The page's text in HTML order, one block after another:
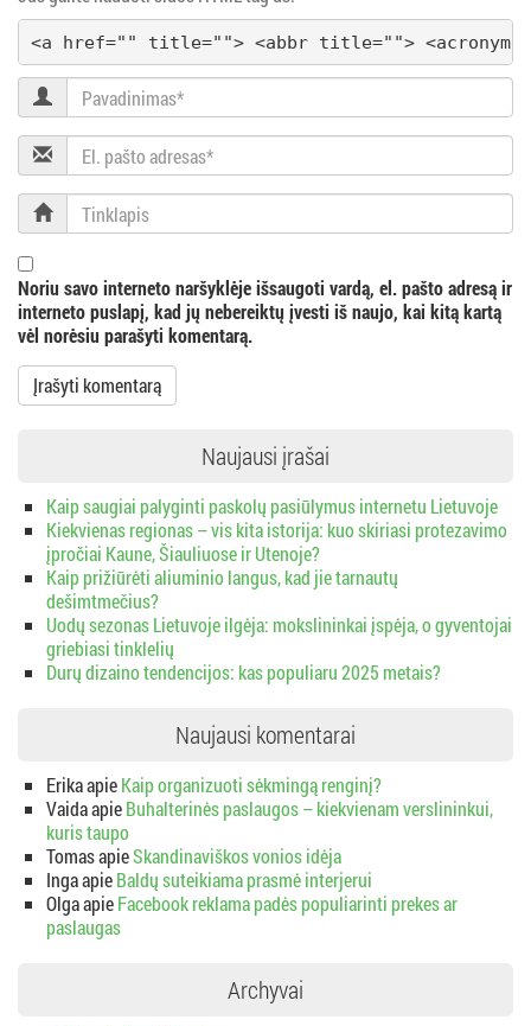
g
a
c
i
j
a
<a href="" title=""> <abbr title=""> <acronym
Pavadinimas
El.
pašto
adresas
Tinklapis
Noriu savo interneto naršyklėje išsaugoti vardą, el. pašto adresą ir
interneto puslapį, kad jų nebereiktų įvesti iš naujo, kai kitą kartą
vėl norėsiu parašyti komentarą.
Naujausi įrašai
Kaip saugiai palyginti paskolų pasiūlymus internetu Lietuvoje
Kiekvienas regionas – vis kita istorija: kuo skiriasi protezavimo
įpročiai Kaune, Šiauliuose ir Utenoje?
Kaip prižiūrėti aliuminio langus, kad jie tarnautų
dešimtmečius?
Uodų sezonas Lietuvoje ilgėja: mokslininkai įspėja, o gyventojai
griebiasi tinklelių
Durų dizaino tendencijos: kas populiaru 2025 metais?
Naujausi komentarai
ErikaapieKaip organizuoti sėkmingą renginį?
VaidaapieBuhalterinės paslaugos – kiekvienam verslininkui,
kuris taupo
TomasapieSkandinaviškos vonios idėja
IngaapieBaldų suteikiama prasmė interjerui
OlgaapieFacebook reklama padės populiarinti prekes ar
paslaugas
Archyvai